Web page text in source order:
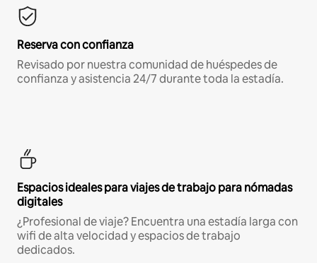
Reserva con confianza
Revisado por nuestra comunidad de huéspedes de
confianza y asistencia 24/7 durante toda la estadía.
Espacios ideales para viajes de trabajo para nómadas
digitales
¿Profesional de viaje? Encuentra una estadía larga con
wifi de alta velocidad y espacios de trabajo
dedicados.